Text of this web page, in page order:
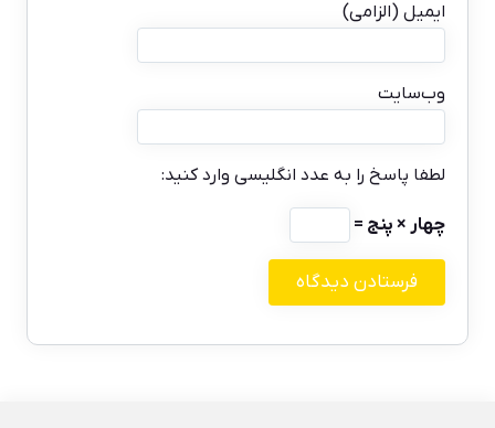
ایمیل (الزامی)
وب‌سایت
لطفا پاسخ را به عدد انگلیسی وارد کنید:
چهار × پنج =